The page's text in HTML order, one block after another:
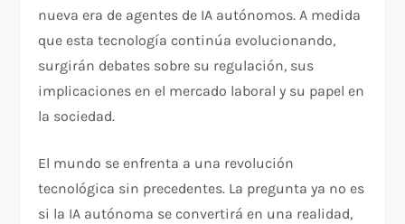
nueva era de agentes de IA autónomos. A medida
que esta tecnología continúa evolucionando,
surgirán debates sobre su regulación, sus
implicaciones en el mercado laboral y su papel en
la sociedad.
El mundo se enfrenta a una revolución
tecnológica sin precedentes. La pregunta ya no es
si la IA autónoma se convertirá en una realidad,